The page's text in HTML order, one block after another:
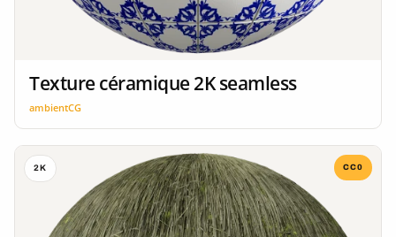
Texture céramique 2K seamless
ambientCG
2K CC0